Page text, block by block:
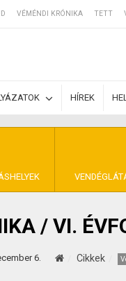
VÉMÉNDI KRÓNIKA TETT
HÍREK
/ VI.
6. Cikkek